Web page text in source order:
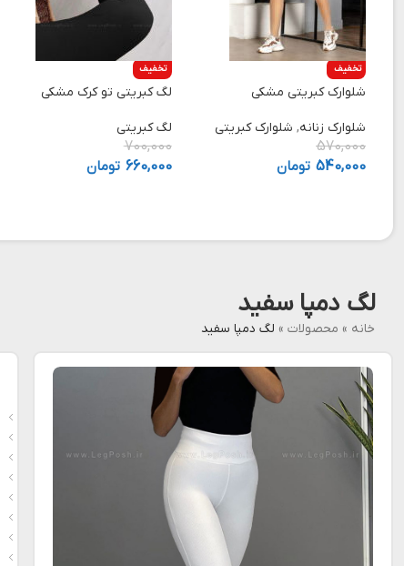
تخفیف
شلوارک کبریتی مشکی
شلوارک زنانه, شلوارک کبریتی
570,000
540,000 تومان
تخفیف
لگ کبریتی تو کرک مشکی
لگ کبریتی
700,000
660,000 تومان
لگ دمپا سفید
خانه » محصولات » لگ دمپا سفید